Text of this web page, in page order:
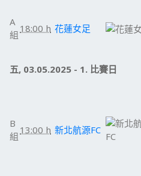
A
組
18:00 h 花蓮女足
五, 03.05.2025 - 1. 比賽日
B
組
13:00 h 新北航源FC